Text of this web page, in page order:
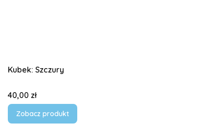
Kubek: Szczury
Cena
40,00 zł
Zobacz produkt